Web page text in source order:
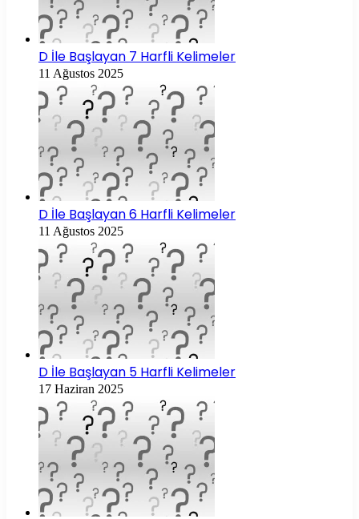
D İle Başlayan 7 Harfli Kelimeler
11 Ağustos 2025
D İle Başlayan 6 Harfli Kelimeler
11 Ağustos 2025
D İle Başlayan 5 Harfli Kelimeler
17 Haziran 2025